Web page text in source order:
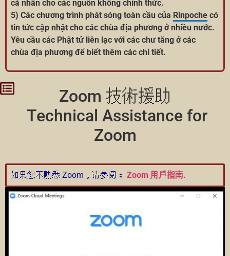
cá nhân cho các nguồn không chính thức.
5) Các chương trình phát sóng toàn cầu của Rinpoche có
tin tức cập nhật cho các chùa địa phương ở nhiều nước.
Yêu cầu các Phật tử liên lạc với các chư tăng ở các
chùa địa phương để biết thêm các chi tiết.
Zoom 技術援助
Technical Assistance for
Zoom
如果您不熟悉 Zoom，请参阅： Zoom 用戶指南.